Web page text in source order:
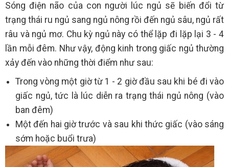
Sóng điện não của con người lúc ngủ sẽ biến đổi từ
trạng thái ru ngủ sang ngủ nông rồi đến ngủ sâu, ngủ rất
râu và ngủ mơ. Chu kỳ ngủ này có thể lặp đi lặp lại 3 - 4
lần mỗi đêm. Như vậy, động kinh trong giấc ngủ thường
xảy đến vào những thời điểm như sau:
Trong vòng một giờ từ 1 - 2 giờ đầu sau khi bé đi vào
giấc ngủ, tức là lúc diễn ra trạng thái ngủ nông (vào
ban đêm)
Một đến hai giờ trước và sau khi thức giấc (vào sáng
sớm hoặc buổi trưa)